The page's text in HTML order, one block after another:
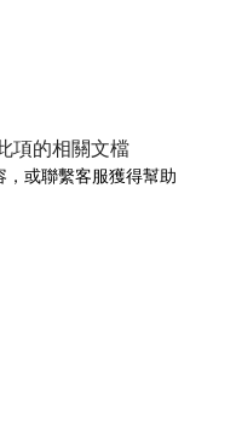
項的相關文檔
或聯繫客服獲得幫助